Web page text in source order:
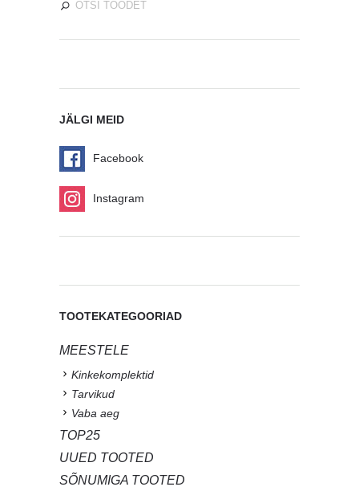
JÄLGI MEID
Facebook
Instagram
TOOTEKATEGOORIAD
MEESTELE
Kinkekomplektid
Tarvikud
Vaba aeg
TOP25
UUED TOOTED
SÕNUMIGA TOOTED